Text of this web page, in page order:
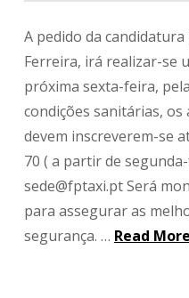
A pedido da
Ferreira, irá realizar-se
próxima sexta-feira,
condições sanitárias,
devem inscreverem-se
70 ( a partir de
sede@fptaxi.pt Será
para assegurar as
segurança. … Read More